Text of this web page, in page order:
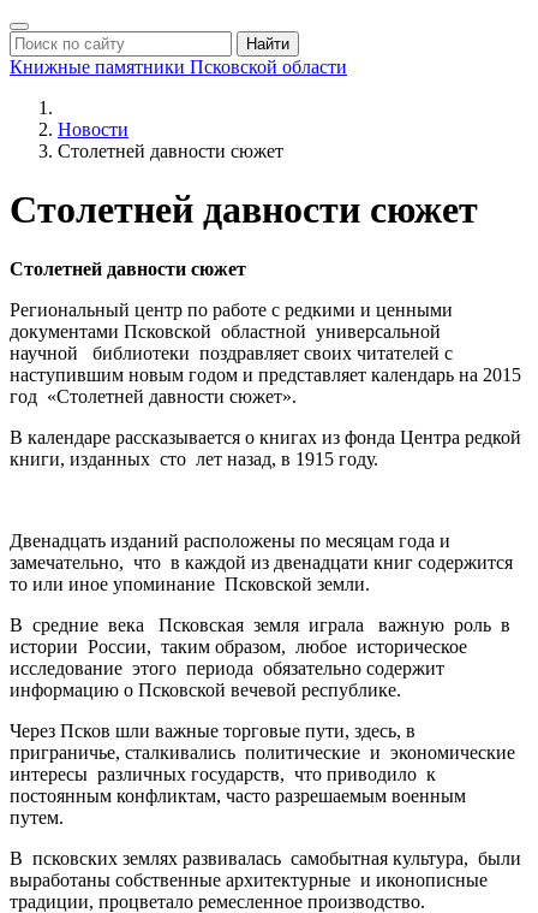
Найти
Книжные памятники Псковской области
Новости
Столетней давности сюжет
Столетней давности сюжет
Столетней давности сюжет
Региональный центр по работе с редкими и ценными
документами Псковской областной универсальной
научной библиотеки поздравляет своих читателей с
наступившим новым годом и представляет календарь на 2015
год «Столетней давности сюжет».
В календаре рассказывается о книгах из фонда Центра редкой
книги, изданных сто лет назад, в 1915 году.
Двенадцать изданий расположены по месяцам года и
замечательно, что в каждой из двенадцати книг содержится
то или иное упоминание Псковской земли.
В средние века Псковская земля играла важную роль в
истории России, таким образом, любое историческое
исследование этого периода обязательно содержит
информацию о Псковской вечевой республике.
Через Псков шли важные торговые пути, здесь, в
приграничье, сталкивались политические и экономические
интересы различных государств, что приводило к
постоянным конфликтам, часто разрешаемым военным
путем.
В псковских землях развивалась самобытная культура, были
выработаны собственные архитектурные и иконописные
традиции, процветало ремесленное производство.